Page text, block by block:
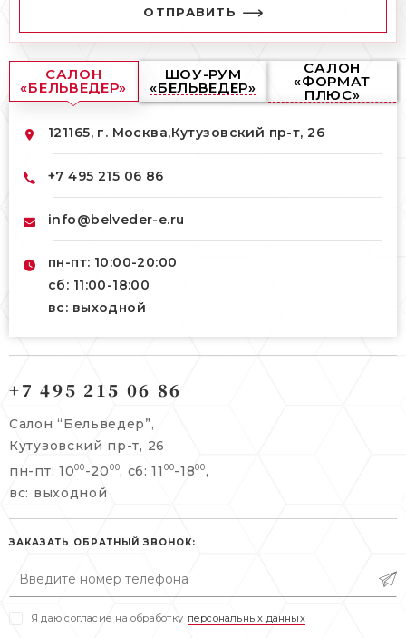
ОТПРАВИТЬ
САЛОН
«БЕЛЬВЕДЕР»
ШОУ-РУМ
«БЕЛЬВЕДЕР»
САЛОН
«ФОРМАТ
ПЛЮС»
121165, г. Москва,Кутузовский пр-т, 26
+7 495 215 06 86
info@belveder-e.ru
пн-пт: 10:00-20:00
сб: 11:00-18:00
вс: выходной
info@belveder-e.ru
пн-пт: 10:00-20:00
сб, вс: выходной
Берсеневский переулок, 3/10с7
+7 495 477 45 43
info@belveder-e.ru
пн-пт: 10:00-19:00
сб: выходной
+7 495 215 06 86
Салон “Бельведер”,
Кутузовский пр-т, 26
пн-пт: 1000 -20 00, сб: 11 00-1800 ,
вс: выходной
ЗАКАЗАТЬ ОБРАТНЫЙ ЗВОНОК:
Я даю согласие на обработку персональных данных